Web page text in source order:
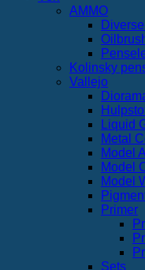
AMMO
Kolinsky
Vallejo
Liquid
Metal
Model
Model
Model
Primer
Sets